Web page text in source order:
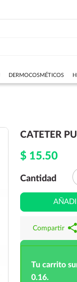
DERMOCOSMÉTICOS
CATETER
$ 15.50
Cantidad
Compartir share
Tu carrito
0.16.